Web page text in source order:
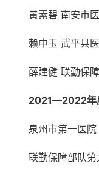
黄素碧 南安市
赖中玉 武平县
薛建健 联勤保
2021—2022年
泉州市第一医院
联勤保障部队